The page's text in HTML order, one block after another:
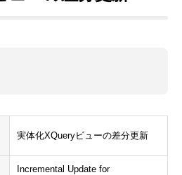
実体化XQueryビューの差分更新
Incremental Update for